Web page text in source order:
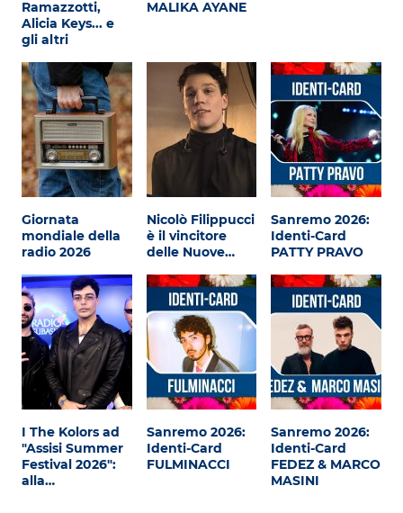
Attualità
Costume
Extra
Eventi
Ramazzotti,
Alicia Keys... e
gli altri
MALIKA AYANE
Giornata
mondiale della
radio 2026
Nicolò Filippucci
è il vincitore
delle Nuove…
Sanremo 2026:
Identi-Card
PATTY PRAVO
I The Kolors ad
"Assisi Summer
Festival 2026":
alla…
Sanremo 2026:
Identi-Card
FULMINACCI
Sanremo 2026:
Identi-Card
FEDEZ & MARCO
MASINI